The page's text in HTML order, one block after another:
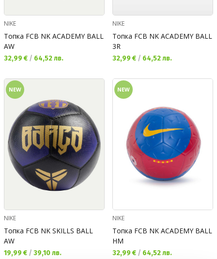
NIKE
Топка FCB NK ACADEMY BALL
AW
Текуща цена:
32,99 € / 64,52 лв.
NIKE
Топка FCB NK ACADEMY BALL
3R
Текуща цена:
32,99 € / 64,52 лв.
NEW
NIKE
Топка FCB NK SKILLS BALL
AW
Текуща цена:
19,99 € / 39,10 лв.
NEW
NIKE
Топка FCB NK ACADEMY BALL
HM
Текуща цена:
32,99 € / 64,52 лв.